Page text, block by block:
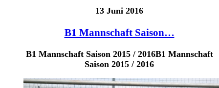
13 Juni 2016
B1 Mannschaft Saison…
B1 Mannschaft Saison 2015 / 2016B1 Mannschaft
Saison 2015 / 2016